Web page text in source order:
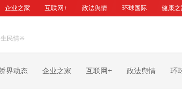
企业之家 互联网+ 政法舆情 环球国际 健康之
民情❈
界动态 企业之家 互联网+ 政法舆情 环